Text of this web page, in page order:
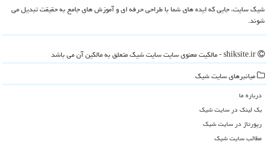
شیک سایت، جایی که ایده های شما با طراحی حرفه ای و آموزش های جامع به حقیقت تبدیل می
شوند.
میانبرهای سایت شیك
درباره ما
بک لینک در سایت شیك
رپورتاژ در سایت شیك
مطالب سایت شیك